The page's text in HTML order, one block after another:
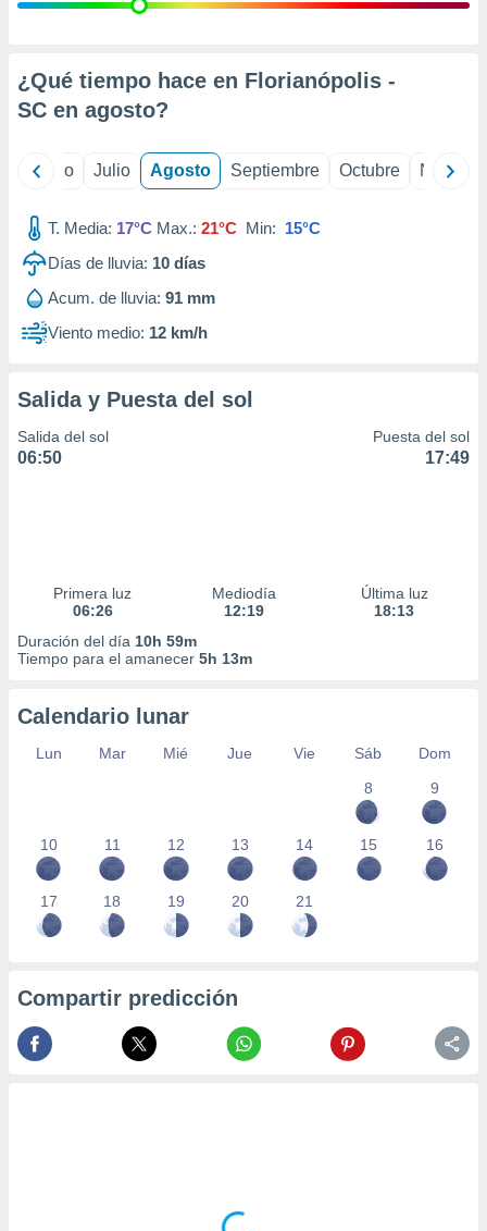
e
mediante
publicidad
de
1199
¿Qué tiempo hace en Florianópolis -
SC en agosto?
Junio Julio Agosto Septiembre Octubre
T. Media: 17°C Max.: 21°C Min: 15°C
Días de lluvia: 10 días
Acum. de lluvia: 91 mm
Viento medio: 12 km/h
Salida y Puesta del sol
Salida del sol
06:50
Puesta del sol
17:49
Primera luz
06:26
Mediodía
12:19
Última luz
18:13
Duración del día 10h 59m
Tiempo para el amanecer 5h 13m
Calendario lunar
Lun Mar Mié Jue Vie Sáb
Dom
8
9
10 11 12 13 14 15 16
17 18 19 20 21
Compartir predicción